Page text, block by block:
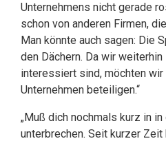
Unternehmens nicht gerade
schon von anderen Firmen,
Man könnte auch sagen: Die
den Dächern. Da wir
interessiert sind, möchten wir
Unternehmen beteiligen.“
„Muß dich nochmals kurz in
unterbrechen. Seit kurzer